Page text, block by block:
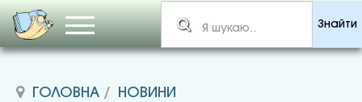
Знайти
ГОЛОВНА
НОВИНИ